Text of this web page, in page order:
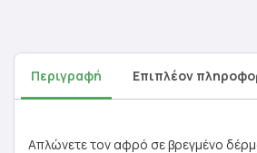
Περιγραφή Επιπλέον
Απλώνετε τον αφρό σε βρεγμένο